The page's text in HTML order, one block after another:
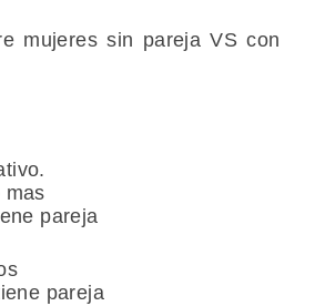
mujeres sin pareja VS con
pareja
pareja